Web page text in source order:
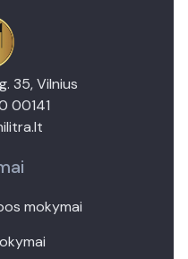
35, Vilnius
00141
mokymai